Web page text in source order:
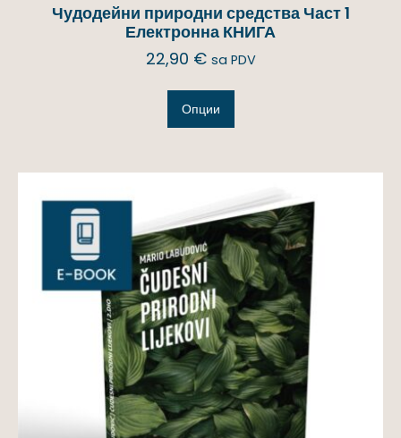
Чудодейни природни средства Част 1
Електронна КНИГА
22,90 € sa PDV
Опции